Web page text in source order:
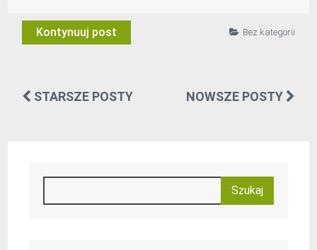
Kontynuuj post Bez kategorii
NOWSZE POSTY
STARSZE POSTY